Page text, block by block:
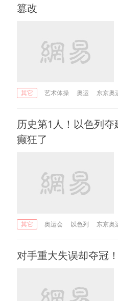
篡改
其它 艺术体操 奥运 东京奥
历史第1人！以色列
癫狂了
其它 奥运会 以色列 东京奥
对手重大失误却夺冠